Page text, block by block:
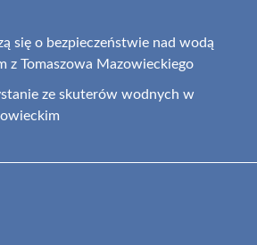
się o bezpieczeństwie nad wodą
z Tomaszowa Mazowieckiego
ze skuterów wodnych w